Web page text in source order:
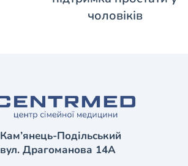
чоловіків
Кам’янець-Подільський
вул. Драгоманова 14А